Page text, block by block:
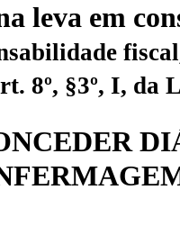
leva em
8º, §3º, I, da